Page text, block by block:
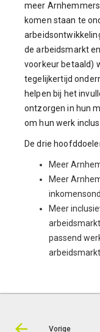
meer
komen staan te
de arbeidsmarkt
voorkeur betaald)
tegelijkertijd
helpen bij het
ontzorgen in hun
om hun werk
De drie
Meer
Meer
Meer
passend
Vorige